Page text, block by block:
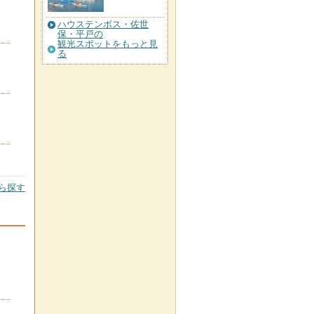
探す
ハウステンボス・佐世
保・平戸の
観光スポットをもっと見
る